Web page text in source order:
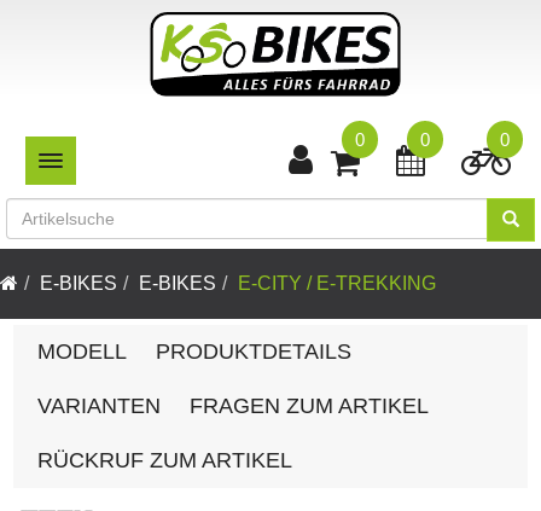
TOGGLE NAVIGATION
0
0
0
E-BIKES E-BIKES E-CITY / E-TREKKING
MODELL PRODUKTDETAILS
VARIANTEN FRAGEN ZUM ARTIKEL
RÜCKRUF ZUM ARTIKEL